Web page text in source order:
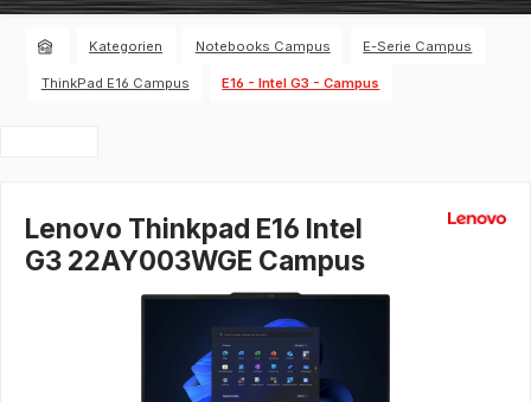
Kategorien Notebooks Campus E-Serie Campus
ThinkPad E16 Campus E16 - Intel G3 - Campus
Lenovo Thinkpad E16 Intel
G3 22AY003WGE Campus
Bildergalerie überspringen